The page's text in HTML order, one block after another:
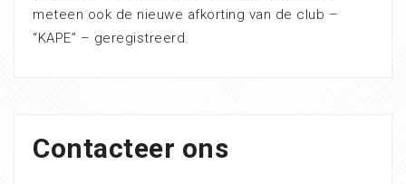
meteen ook de nieuwe afkorting van de club –
“KAPE” – geregistreerd.
Contacteer ons